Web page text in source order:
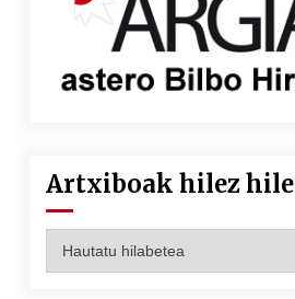
Artxiboak hilez hile
hilez